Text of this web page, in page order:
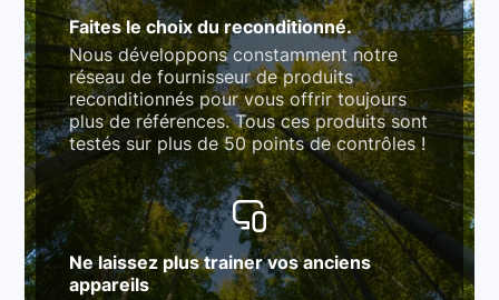
Faites le choix du reconditionné.
Nous développons constamment notre
réseau de fournisseur de produits
reconditionnés pour vous offrir toujours
plus de références. Tous ces produits sont
testés sur plus de 50 points de contrôles !
Ne laissez plus trainer vos anciens
appareils